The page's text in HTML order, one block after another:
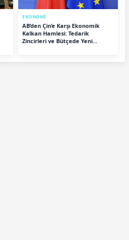
EKONOMİ
AB’den Çin’e Karşı Ekonomik
Kalkan Hamlesi: Tedarik
Zincirleri ve Bütçede Yeni